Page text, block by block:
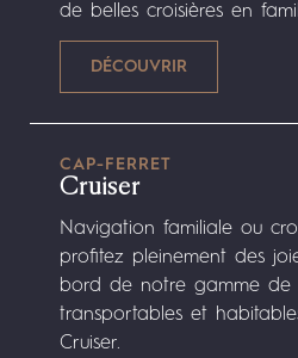
de belles croisières en
CAP-FERRET
Cruiser
Navigation familiale ou
profitez pleinement des
bord de notre gamme de
transportables et
Cruiser.